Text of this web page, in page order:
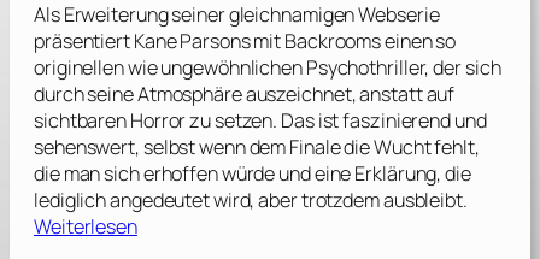
Als Erweiterung seiner gleichnamigen Webserie
präsentiert Kane Parsons mit Backrooms einen so
originellen wie ungewöhnlichen Psychothriller, der sich
durch seine Atmosphäre auszeichnet, anstatt auf
sichtbaren Horror zu setzen. Das ist faszinierend und
sehenswert, selbst wenn dem Finale die Wucht fehlt,
die man sich erhoffen würde und eine Erklärung, die
lediglich angedeutet wird, aber trotzdem ausbleibt.
Weiterlesen: